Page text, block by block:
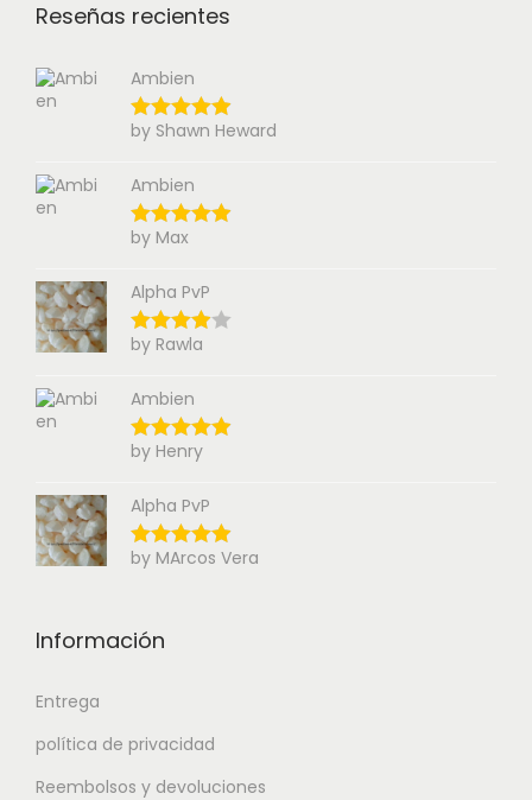
Reseñas recientes
Ambien
by Shawn Heward
Ambien
by Max
Alpha PvP
by Rawla
Ambien
by Henry
Alpha PvP
by MArcos Vera
Información
Entrega
política de privacidad
Reembolsos y devoluciones